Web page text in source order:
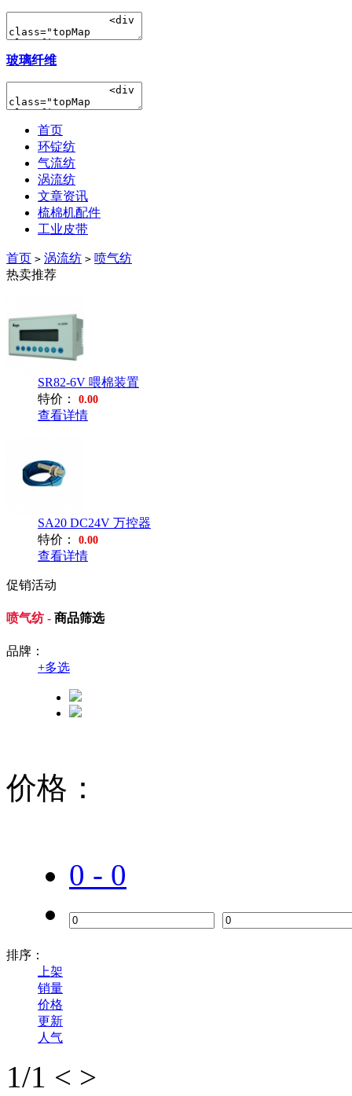
玻璃纤维
首页
环锭纺
气流纺
涡流纺
文章资讯
梳棉机配件
工业皮带
首页 > 涡流纺 > 喷气纺
热卖推荐
SR82-6V 喂棉装置
特价：
0.00
查看详情
SA20 DC24V 万控器
特价：
0.00
查看详情
促销活动
喷气纺 - 商品筛选
品牌：
+多选
价格：
0 - 0
排序：
上架
销量
价格
更新
人气
1/1 < >